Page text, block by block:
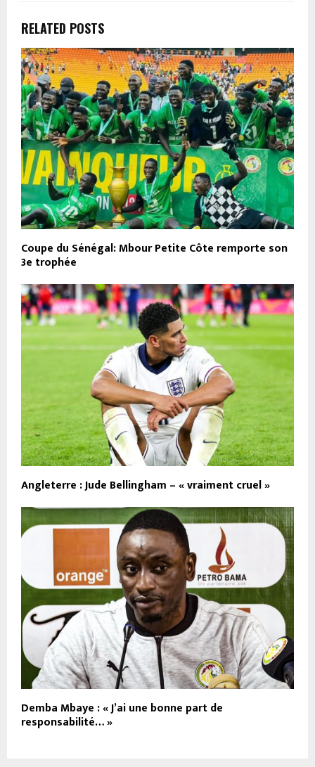
RELATED POSTS
Coupe du Sénégal: Mbour Petite Côte remporte son
3e trophée
Angleterre : Jude Bellingham – « vraiment cruel »
Demba Mbaye : « J’ai une bonne part de
responsabilité… »